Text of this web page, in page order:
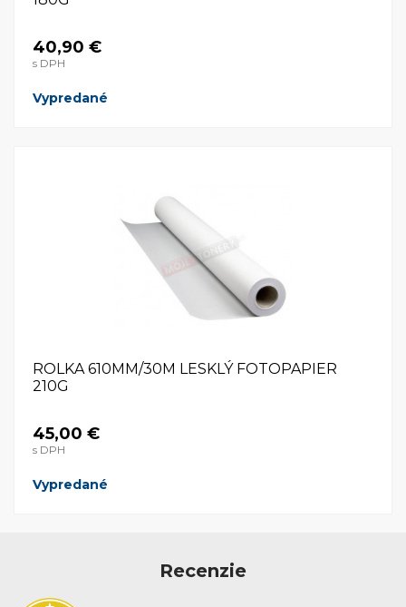
40,90 €
s DPH
Vypredané
ROLKA 610MM/30M LESKLÝ FOTOPAPIER
210G
45,00 €
s DPH
Vypredané
Recenzie